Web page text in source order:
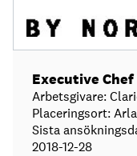
Executive Chef
Arbetsgivare:
Placeringsort:
Sista
2018-12-28